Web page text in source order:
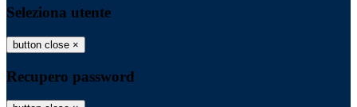
Seleziona utente
button close ×
Recupero password